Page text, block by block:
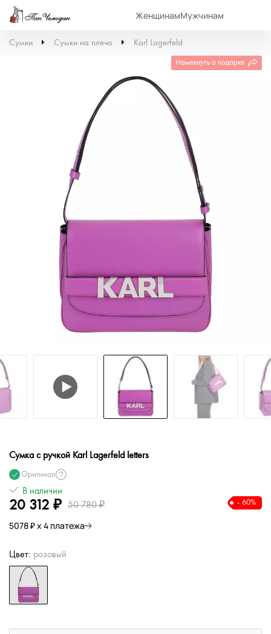
ЖенщинамМужчинам
Сумки Сумки на плечо Karl Lagerfeld
Намекнуть о подарке
Сумка с ручкой Karl Lagerfeld letters
Оригинал
В наличии
20 312 ₽ 50 780 ₽ - 60%
5078 ₽ х 4 платежа
Цвет: розовый